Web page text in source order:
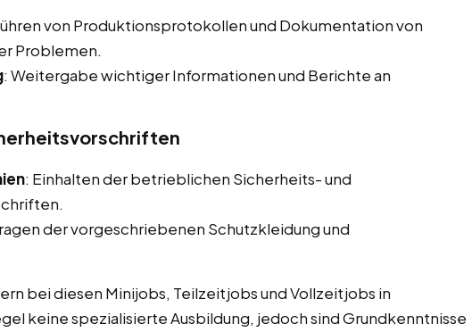
von Produktionsprotokollen und Dokumentation von
Problemen.
: Weitergabe wichtiger Informationen und Berichte an
: Einhalten der betrieblichen Sicherheits- und
der vorgeschriebenen Schutzkleidung und
bei diesen Minijobs, Teilzeitjobs und Vollzeitjobs in
keine spezialisierte Ausbildung, jedoch sind Grundkenntnisse